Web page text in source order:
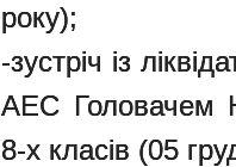
року);
-зустріч із
АЕС Головачем
8-х класів (05